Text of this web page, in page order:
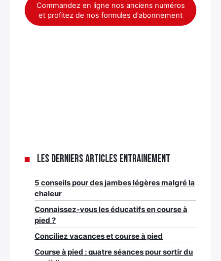
Commandez en ligne nos anciens numéros
et profitez de nos formules d'abonnement
Les derniers articles Entrainement
5 conseils pour des jambes légères malgré la
chaleur
Connaissez-vous les éducatifs en course à
pied ?
Conciliez vacances et course à pied
Course à pied : quatre séances pour sortir du